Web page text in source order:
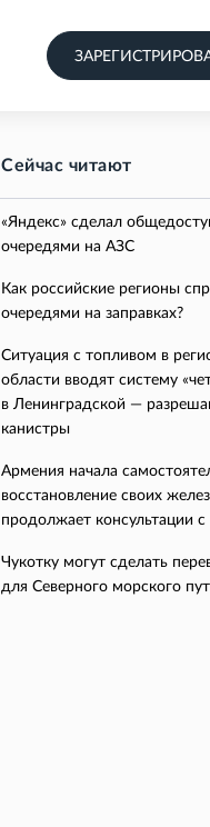
Сейчас читают
«Яндекс» сделал
очередями на АЗС
Как российские регионы
очередями на заправках?
Ситуация с топливом в
области вводят систему
в Ленинградской —
канистры
Армения начала
восстановление своих
продолжает консультации с
Чукотку могут сделать
для Северного морского